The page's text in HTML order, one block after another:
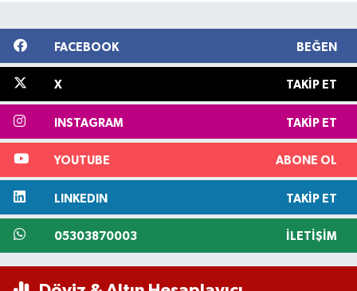
FACEBOOK BEĞEN
X TAKIP ET
INSTAGRAM TAKIP ET
YOUTUBE ABONE OL
LINKEDIN TAKIP ET
05303870003 İLETIŞIM